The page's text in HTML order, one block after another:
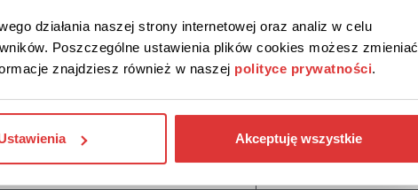
działania naszej strony internetowej oraz analiz w celu
Poszczególne ustawienia plików cookies możesz zmieniać
znajdziesz również w naszej polityce prywatności.
Akceptuję wszystkie
Abgelaufen
bis auf Widerruf
bis auf Widerruf